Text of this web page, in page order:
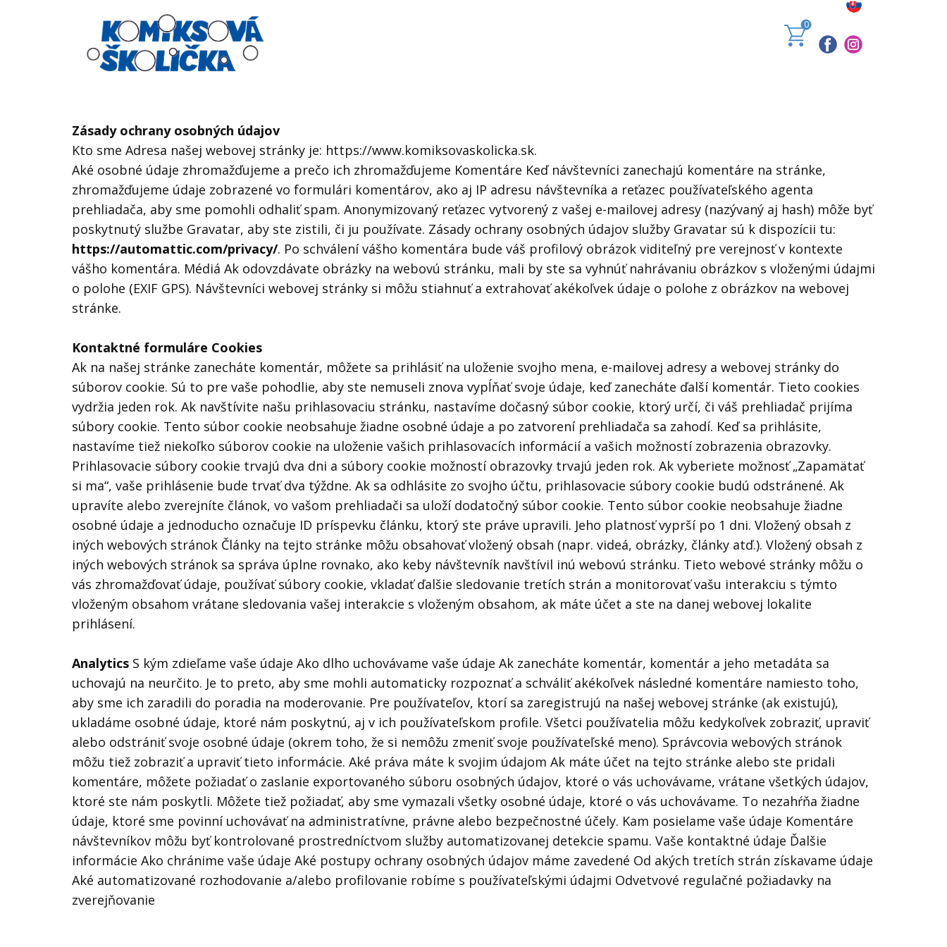
0
Zásady ochrany osobných údajov
Kto sme Adresa našej webovej stránky je: https://www.komiksovaskolicka.sk.
Aké osobné údaje zhromažďujeme a prečo ich zhromažďujeme Komentáre Keď návštevníci zanechajú komentáre na stránke,
zhromažďujeme údaje zobrazené vo formulári komentárov, ako aj IP adresu návštevníka a reťazec používateľského agenta
prehliadača, aby sme pomohli odhaliť spam. Anonymizovaný reťazec vytvorený z vašej e-mailovej adresy (nazývaný aj hash) môže byť
poskytnutý službe Gravatar, aby ste zistili, či ju používate. Zásady ochrany osobných údajov služby Gravatar sú k dispozícii tu:
https://automattic.com/privacy/. Po schválení vášho komentára bude váš profilový obrázok viditeľný pre verejnosť v kontexte
vášho komentára. Médiá Ak odovzdávate obrázky na webovú stránku, mali by ste sa vyhnúť nahrávaniu obrázkov s vloženými údajmi
o polohe (EXIF GPS). Návštevníci webovej stránky si môžu stiahnuť a extrahovať akékoľvek údaje o polohe z obrázkov na webovej
stránke.
Kontaktné formuláre Cookies
Ak na našej stránke zanecháte komentár, môžete sa prihlásiť na uloženie svojho mena, e-mailovej adresy a webovej stránky do
súborov cookie. Sú to pre vaše pohodlie, aby ste nemuseli znova vypĺňať svoje údaje, keď zanecháte ďalší komentár. Tieto cookies
vydržia jeden rok. Ak navštívite našu prihlasovaciu stránku, nastavíme dočasný súbor cookie, ktorý určí, či váš prehliadač prijíma
súbory cookie. Tento súbor cookie neobsahuje žiadne osobné údaje a po zatvorení prehliadača sa zahodí. Keď sa prihlásite,
nastavíme tiež niekoľko súborov cookie na uloženie vašich prihlasovacích informácií a vašich možností zobrazenia obrazovky.
Prihlasovacie súbory cookie trvajú dva dni a súbory cookie možností obrazovky trvajú jeden rok. Ak vyberiete možnosť „Zapamätať
si ma“, vaše prihlásenie bude trvať dva týždne. Ak sa odhlásite zo svojho účtu, prihlasovacie súbory cookie budú odstránené. Ak
upravíte alebo zverejníte článok, vo vašom prehliadači sa uloží dodatočný súbor cookie. Tento súbor cookie neobsahuje žiadne
osobné údaje a jednoducho označuje ID príspevku článku, ktorý ste práve upravili. Jeho platnosť vyprší po 1 dni. Vložený obsah z
iných webových stránok Články na tejto stránke môžu obsahovať vložený obsah (napr. videá, obrázky, články atď.). Vložený obsah z
iných webových stránok sa správa úplne rovnako, ako keby návštevník navštívil inú webovú stránku. Tieto webové stránky môžu o
vás zhromažďovať údaje, používať súbory cookie, vkladať ďalšie sledovanie tretích strán a monitorovať vašu interakciu s týmto
vloženým obsahom vrátane sledovania vašej interakcie s vloženým obsahom, ak máte účet a ste na danej webovej lokalite
prihlásení.
Analytics S kým zdieľame vaše údaje Ako dlho uchovávame vaše údaje Ak zanecháte komentár, komentár a jeho metadáta sa
uchovajú na neurčito. Je to preto, aby sme mohli automaticky rozpoznať a schváliť akékoľvek následné komentáre namiesto toho,
aby sme ich zaradili do poradia na moderovanie. Pre používateľov, ktorí sa zaregistrujú na našej webovej stránke (ak existujú),
ukladáme osobné údaje, ktoré nám poskytnú, aj v ich používateľskom profile. Všetci používatelia môžu kedykoľvek zobraziť, upraviť
alebo odstrániť svoje osobné údaje (okrem toho, že si nemôžu zmeniť svoje používateľské meno). Správcovia webových stránok
môžu tiež zobraziť a upraviť tieto informácie. Aké práva máte k svojim údajom Ak máte účet na tejto stránke alebo ste pridali
komentáre, môžete požiadať o zaslanie exportovaného súboru osobných údajov, ktoré o vás uchovávame, vrátane všetkých údajov,
ktoré ste nám poskytli. Môžete tiež požiadať, aby sme vymazali všetky osobné údaje, ktoré o vás uchovávame. To nezahŕňa žiadne
údaje, ktoré sme povinní uchovávať na administratívne, právne alebo bezpečnostné účely. Kam posielame vaše údaje Komentáre
návštevníkov môžu byť kontrolované prostredníctvom služby automatizovanej detekcie spamu. Vaše kontaktné údaje Ďalšie
informácie Ako chránime vaše údaje Aké postupy ochrany osobných údajov máme zavedené Od akých tretích strán získavame údaje
Aké automatizované rozhodovanie a/alebo profilovanie robíme s používateľskými údajmi Odvetvové regulačné požiadavky na
zverejňovanie